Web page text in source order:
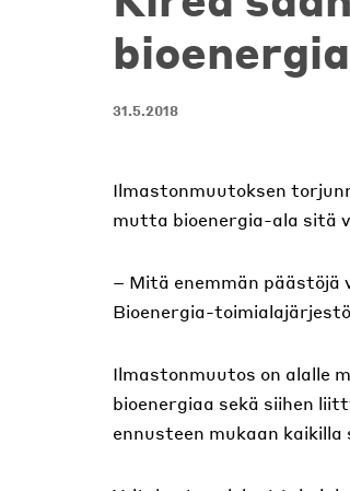
31.5.2018
Ilmastonmuutoksen
mutta bioenergia-ala
– Mitä enemmän
Bioenergia-
Ilmastonmuutos on alalle
bioenergiaa sekä siihen
ennusteen mukaan